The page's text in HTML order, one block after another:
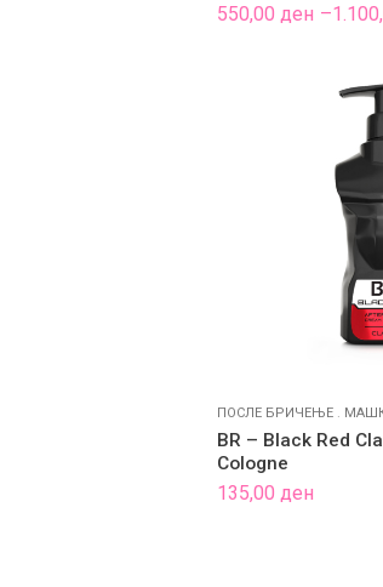
550,00 ден –
Price
range:
ПОСЛЕ БРИЧЕЊЕ .
BR – Black Red
Cologne
135,00 ден